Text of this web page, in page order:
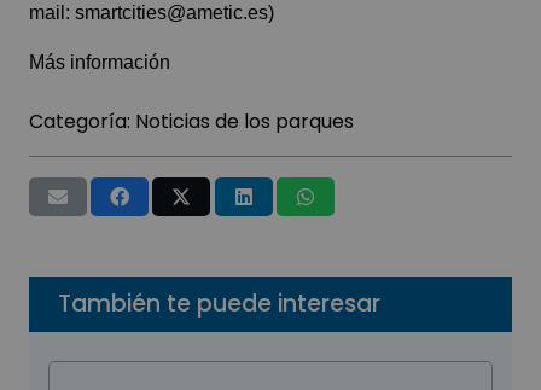
mail: smartcities@ametic.es)
Más información
Categoría: Noticias de los parques
También te puede interesar